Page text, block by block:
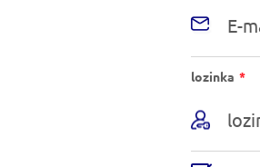
lozinka *